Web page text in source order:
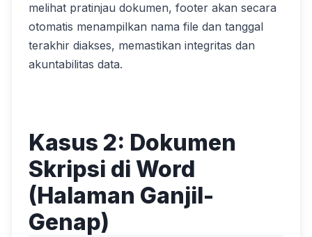
melihat pratinjau dokumen, footer akan secara
otomatis menampilkan nama file dan tanggal
terakhir diakses, memastikan integritas dan
akuntabilitas data.
Kasus 2: Dokumen
Skripsi di Word
(Halaman Ganjil-
Genap)